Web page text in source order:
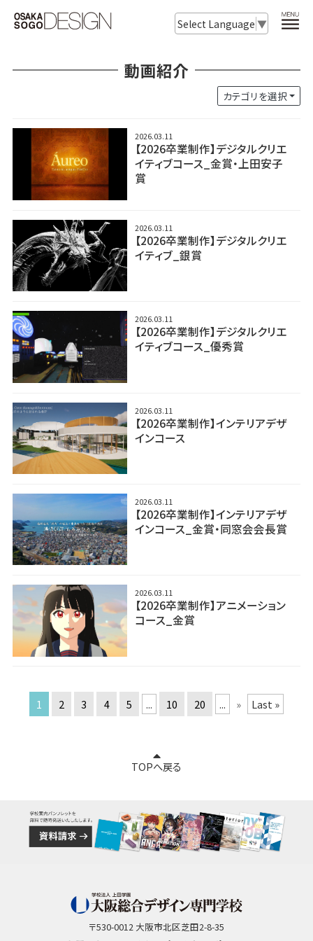
Select Language ▼
動画紹介
カテゴリを選択
2026.03.11
【2026卒業制作】デジタルクリエ
イティブコース_金賞・上田安子
賞
2026.03.11
【2026卒業制作】デジタルクリエ
イティブ_銀賞
2026.03.11
【2026卒業制作】デジタルクリエ
イティブコース_優秀賞
2026.03.11
【2026卒業制作】インテリアデザ
インコース
2026.03.11
【2026卒業制作】インテリアデザ
インコース_金賞・同窓会会長賞
2026.03.11
【2026卒業制作】アニメーション
コース_金賞
1 2 3 4 5 ... 10 20 ... » Last »
TOPへ戻る
〒530-0012 大阪市北区芝田2-8-35